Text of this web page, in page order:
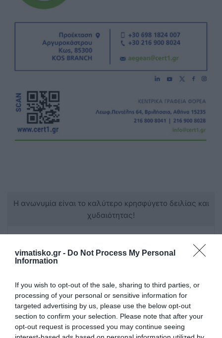
vimatisko.gr - Do Not Process My Personal
Information
If you wish to opt-out of the sale, sharing to third parties, or
processing of your personal or sensitive information for
targeted advertising by us, please use the below opt-out
section to confirm your selection. Please note that after your
opt-out request is processed you may continue seeing
Η ανωνυμία είναι το καλύτερο κρησφύγετο δειλίας και
χυδαιότητας!
21/05 - 19:07
Έλεος
Όλοι ελεύθεροι!! Τα χάλια σας τα μαύρα .